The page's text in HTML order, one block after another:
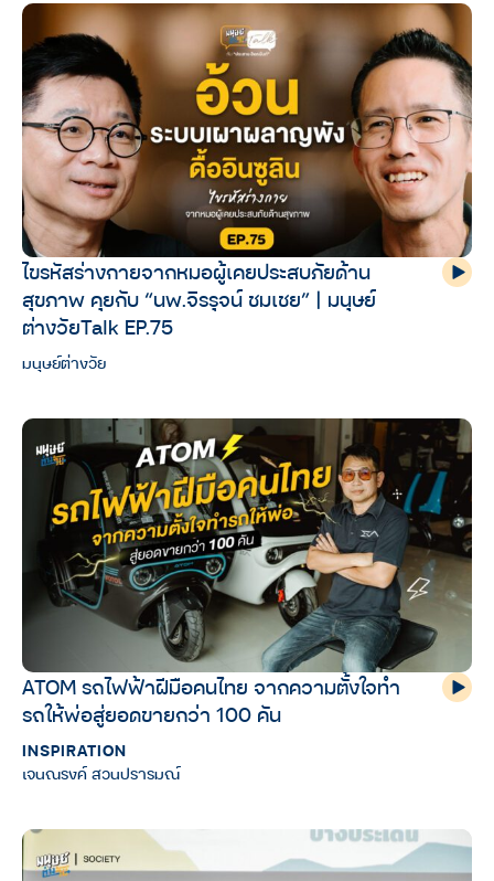
ไขรหัสร่างกายจากหมอผู้เคยประสบภัยด้าน
สุขภาพ คุยกับ “นพ.จิรรุจน์ ชมเชย” | มนุษย์
ต่างวัยTalk EP.75
มนุษย์ต่างวัย
ATOM รถไฟฟ้าฝีมือคนไทย จากความตั้งใจทำ
รถให้พ่อสู่ยอดขายกว่า 100 คัน
INSPIRATION
เจนณรงค์ สวนปรารมณ์